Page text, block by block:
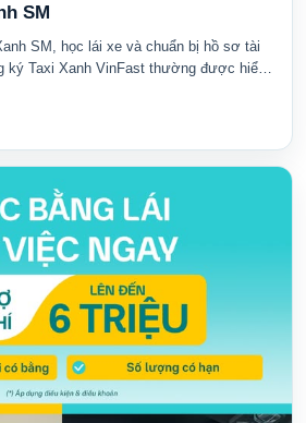
SM
SM, học lái xe và chuẩn bị hồ sơ tài
ký Taxi Xanh VinFast thường được hiểu